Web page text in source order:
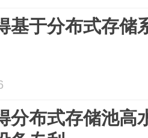
基于分布式存储
分布式存储池高